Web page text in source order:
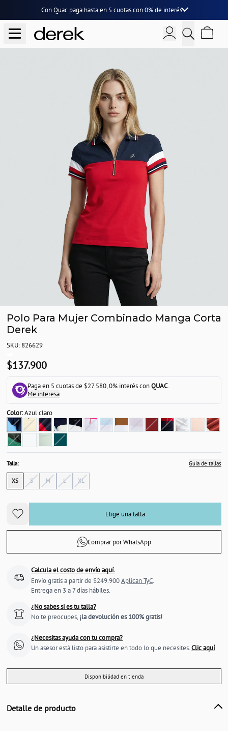
Con Quac paga hasta en 5 cuotascon0% de interés
Polo Para Mujer Combinado Manga Corta
Derek
SKU: 826629
$137.900
Paga en 5 cuotas de $27.580, 0% interés conQUAC.
Me interesa
Color:Azul claro
Talla: Guía de tallas
XS S M L XL
Elige una talla
Comprar por WhatsApp
Calcula el costo de envío aquí.
Envío gratis a partir de $249.900Aplican TyC.
Entrega en 3 a 7 días hábiles.
¿No sabes si es tu talla?
No te preocupes, ¡la devolución es 100% gratis!
¿Necesitas ayuda con tu compra?
Un asesor está listo para asistirte en todo lo que necesites.Clic aquí
Disponibilidad en tienda
Detalle de producto